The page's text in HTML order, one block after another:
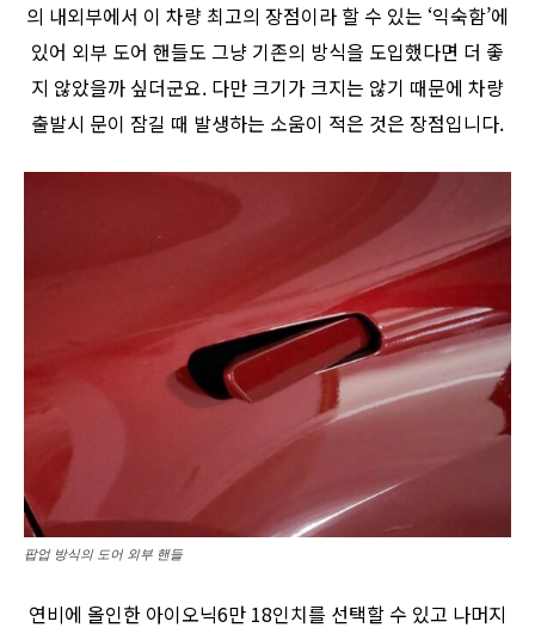
의 내외부에서 이 차량 최고의 장점이라 할 수 있는 ‘익숙함’에
있어 외부 도어 핸들도 그냥 기존의 방식을 도입했다면 더 좋
지 않았을까 싶더군요. 다만 크기가 크지는 않기 때문에 차량
출발시 문이 잠길 때 발생하는 소움이 적은 것은 장점입니다.
팝업 방식의 도어 외부 핸들
연비에 올인한 아이오닉6만 18인치를 선택할 수 있고 나머지